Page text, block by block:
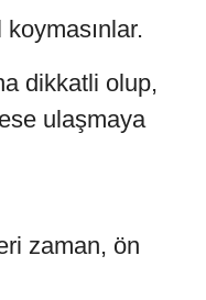
dikkatli olup,
ulaşmaya
zaman, ön